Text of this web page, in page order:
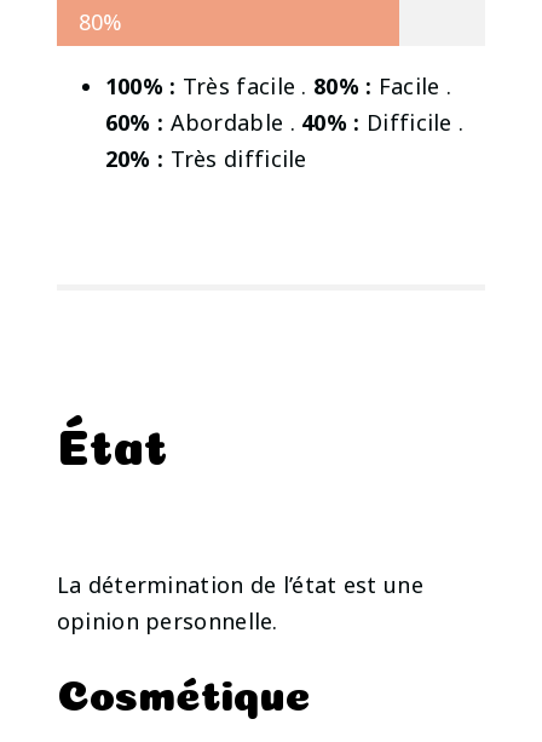
80%
100% : Très facile . 80% : Facile .
60% : Abordable . 40% : Difficile .
20% : Très difficile
État
La détermination de l’état est une
opinion personnelle.
Cosmétique